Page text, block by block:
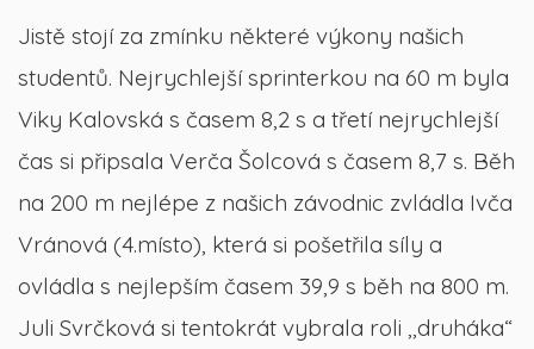
Jistě stojí za zmínku některé výkony našich
studentů. Nejrychlejší sprinterkou na 60 m byla
Viky Kalovská s časem 8,2 s a třetí nejrychlejší
čas si připsala Verča Šolcová s časem 8,7 s. Běh
na 200 m nejlépe z našich závodnic zvládla Ivča
Vránová (4.místo), která si pošetřila síly a
ovládla s nejlepším časem 39,9 s běh na 800 m.
Juli Svrčková si tentokrát vybrala roli ,,druháka“